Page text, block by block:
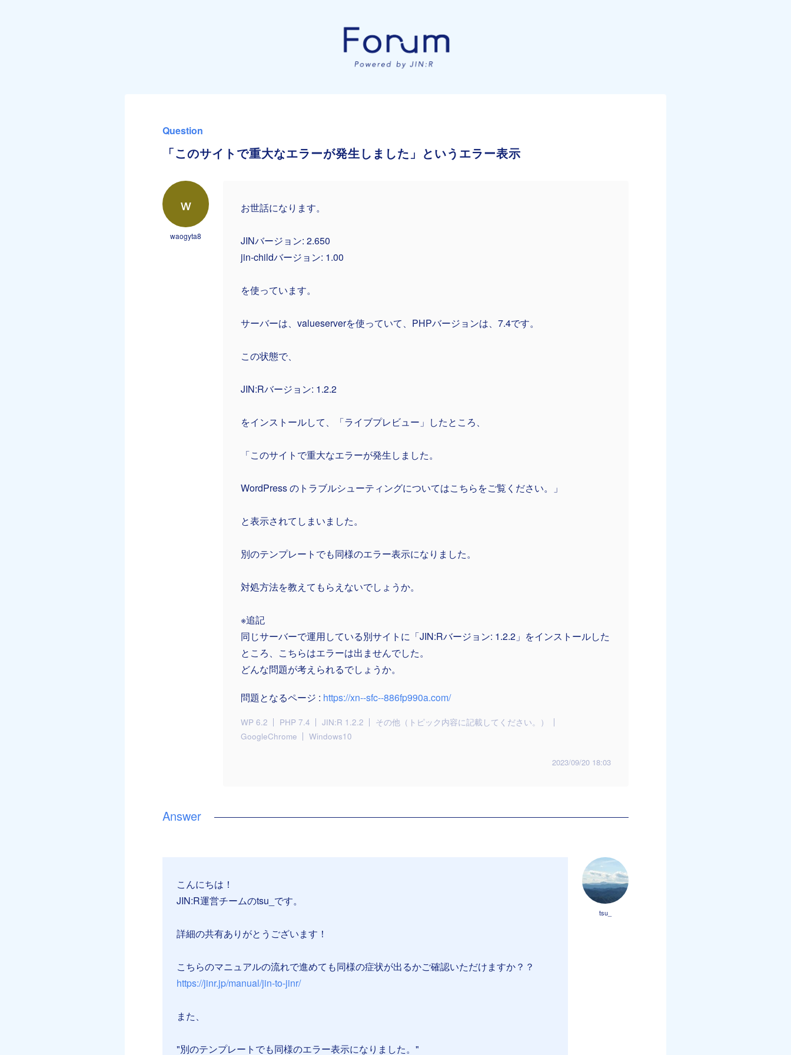
Question
「このサイトで重大なエラーが発生しました」というエラー表示
w
waogyta8
お世話になります。
JINバージョン: 2.650
jin-childバージョン: 1.00
を使っています。
サーバーは、valueserverを使っていて、PHPバージョンは、7.4です。
この状態で、
JIN:Rバージョン: 1.2.2
をインストールして、「ライブプレビュー」したところ、
「このサイトで重大なエラーが発生しました。
WordPress のトラブルシューティングについてはこちらをご覧ください。」
と表示されてしまいました。
別のテンプレートでも同様のエラー表示になりました。
対処方法を教えてもらえないでしょうか。
※追記
同じサーバーで運用している別サイトに「JIN:Rバージョン: 1.2.2」をインストールした
ところ、こちらはエラーは出ませんでした。
どんな問題が考えられるでしょうか。
問題となるページ : https://xn--sfc--886fp990a.com/
WP 6.2 PHP 7.4 JIN:R 1.2.2
その他（トピック内容に記載してください。）
GoogleChrome
Windows10
2023/09/20 18:03
tsu_
こんにちは！
JIN:R運営チームのtsu_です。
詳細の共有ありがとうございます！
こちらのマニュアルの流れで進めても同様の症状が出るかご確認いただけますか？？
https://jinr.jp/manual/jin-to-jinr/
また、
"別のテンプレートでも同様のエラー表示になりました。"